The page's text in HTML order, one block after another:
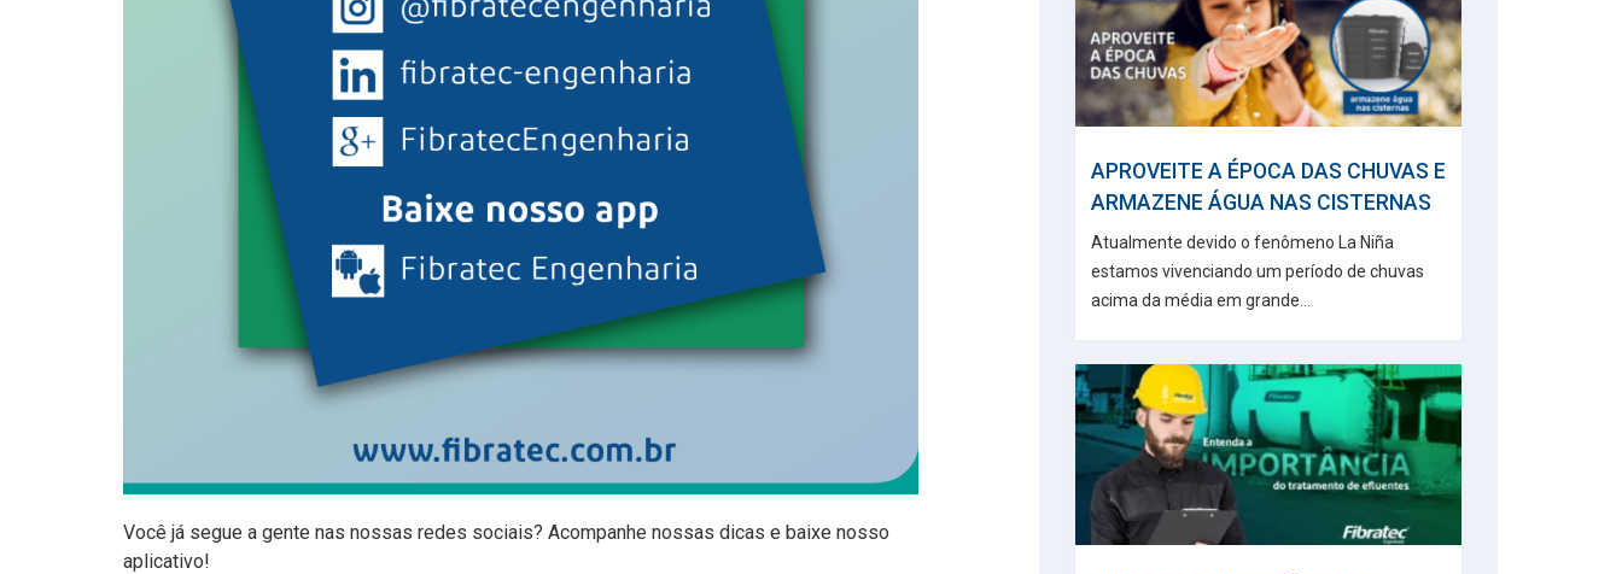
Você já segue a gente nas nossas redes sociais? Acompanhe nossas dicas e baixe nosso
aplicativo!
APROVEITE A ÉPOCA DAS CHUVAS E
ARMAZENE ÁGUA NAS CISTERNAS
Atualmente devido o fenômeno La Niña
estamos vivenciando um período de chuvas
acima da média em grande...